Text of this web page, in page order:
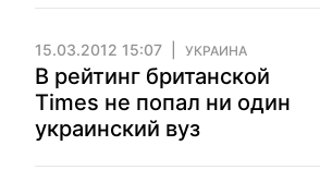
15.03.2012 15:07 УКРАИНА
В рейтинг британской
Times не попал ни один
украинский вуз